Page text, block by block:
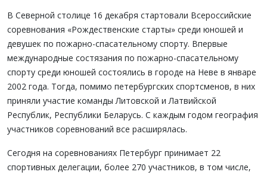
В Северной столице 16 декабря стартовали Всероссийские
соревнования «Рождественские старты» среди юношей и
девушек по пожарно-спасательному спорту. Впервые
международные состязания по пожарно-спасательному
спорту среди юношей состоялись в городе на Неве в январе
2002 года. Тогда, помимо петербургских спортсменов, в них
приняли участие команды Литовской и Латвийской
Республик, Республики Беларусь. С каждым годом география
участников соревнований все расширялась.
Сегодня на соревнованиях Петербург принимает 22
спортивных делегации, более 270 участников, в том числе,